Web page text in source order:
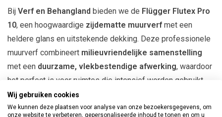
Bij Verf en Behangland bieden we de Flügger Flutex Pro
10, een hoogwaardige zijdematte muurverf met een
heldere glans en uitstekende dekking. Deze professionele
muurverf combineert milieuvriendelijke samenstelling
met een duurzame, vlekbestendige afwerking, waardoor
het perfect is voor ruimtes die intensief worden gebruikt.
Waarom Kiezen voor Flügger Flutex Pro
Wij gebruiken cookies
We kunnen deze plaatsen voor analyse van onze bezoekersgegevens, om
onze website te verbeteren, gepersonaliseerde inhoud te tonen en om u